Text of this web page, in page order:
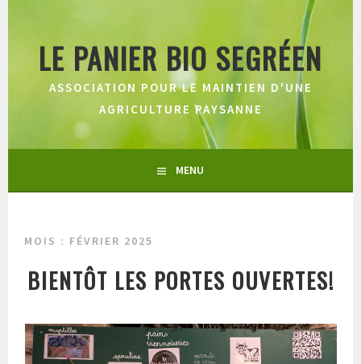
contenu
principalLE PANIER BIO SEGRÉEN
ASSOCIATION POUR LE MAINTIEN D'UNE
AGRICULTURE PAYSANNE
MENU
MOIS : FÉVRIER 2025
BIENTÔT LES PORTES OUVERTES!